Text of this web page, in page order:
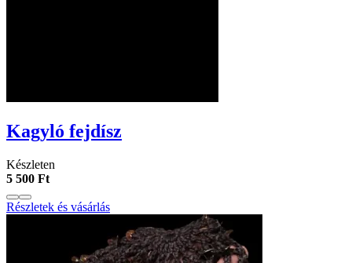
Kagyló fejdísz
Készleten
5 500 Ft
Részletek és vásárlás